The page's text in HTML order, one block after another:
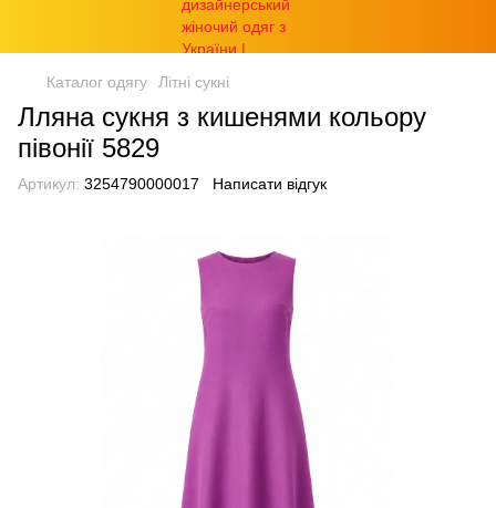
Каталог одягу Літні сукні
Лляна сукня з кишенями кольору
півонії 5829
Артикул: 3254790000017 Написати відгук